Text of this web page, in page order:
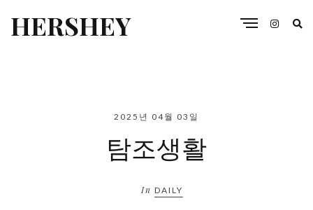
HERSHEY
2025년 04월 03일
탐조생활
In DAILY